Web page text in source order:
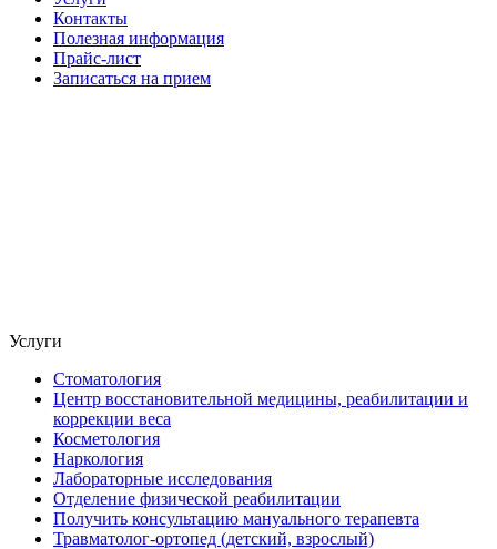
Контакты
Полезная информация
Прайс-лист
Записаться на прием
Услуги
Стоматология
Центр восстановительной медицины, реабилитации и
коррекции веса
Косметология
Наркология
Лабораторные исследования
Отделение физической реабилитации
Получить консультацию мануального терапевта
Травматолог-ортопед (детский, взрослый)